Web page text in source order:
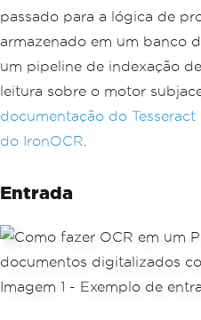
passado para a lógica de
armazenado em um banco
um pipeline de indexação
leitura sobre o motor
documentação do Tesseract
do IronOCR
Entrada